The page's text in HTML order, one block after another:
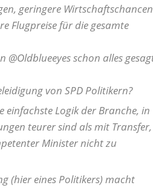
geringere Wirtschaftschancen
Flugpreise für die gesamte
@Oldblueeyes schon alles
von SPD Politikern?
einfachste Logik der Branche, in
teurer sind als mit Transfer,
Minister nicht zu
(hier eines Politikers) macht